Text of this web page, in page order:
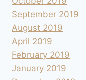
September 2019
August 2019
April 2019
February 2019
January 2019